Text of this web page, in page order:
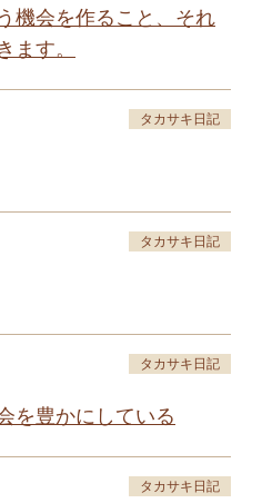
機会を作ること、それ
ます。
タカサキ日記
タカサキ日記
タカサキ日記
を豊かにしている
タカサキ日記